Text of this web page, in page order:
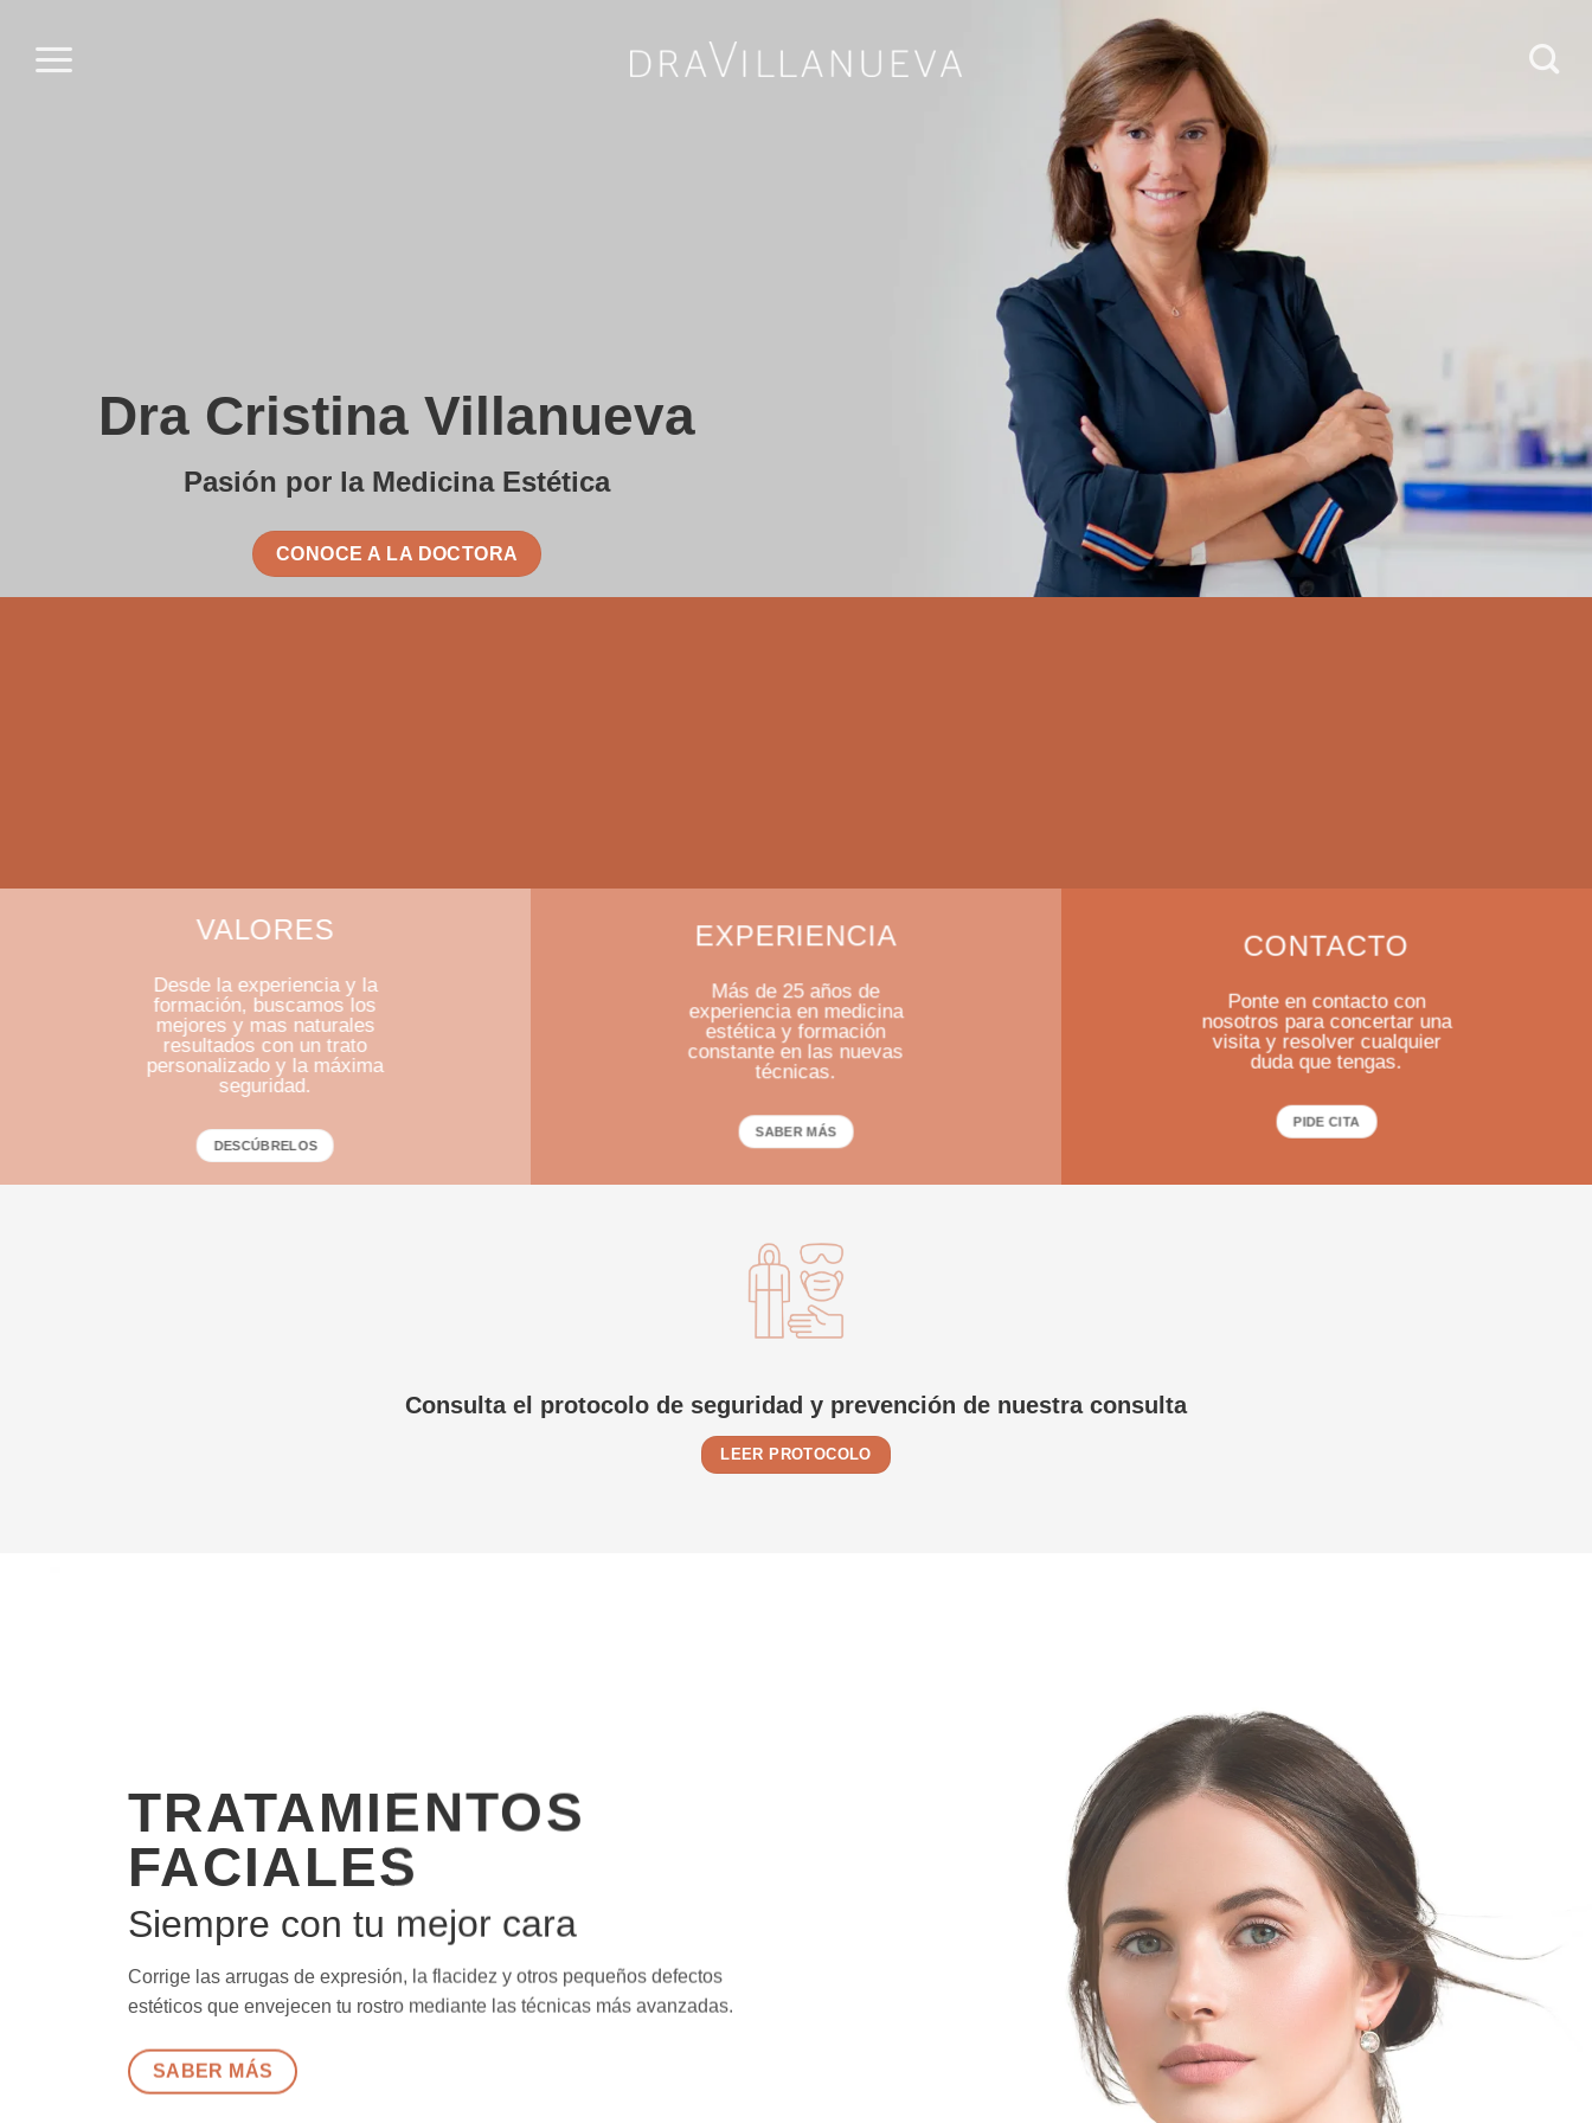
contenido
Dra Cristina Villanueva
Pasión por la Medicina Estética
CONOCE A LA DOCTORA
VALORES
Desde la experiencia y la
formación, buscamos los
mejores y mas naturales
resultados con un trato
personalizado y la máxima
seguridad.
DESCÚBRELOS
EXPERIENCIA
Más de 25 años de
experiencia en medicina
estética y formación
constante en las nuevas
técnicas.
SABER MÁS
CONTACTO
Ponte en contacto con
nosotros para concertar una
visita y resolver cualquier
duda que tengas.
PIDE CITA
Consulta el protocolo de seguridad y prevención de nuestra consulta
LEER PROTOCOLO
TRATAMIENTOS
FACIALES
Siempre con tu mejor cara
Corrige las arrugas de expresión, la flacidez y otros pequeños defectos
estéticos que envejecen tu rostro mediante las técnicas más avanzadas.
SABER MÁS